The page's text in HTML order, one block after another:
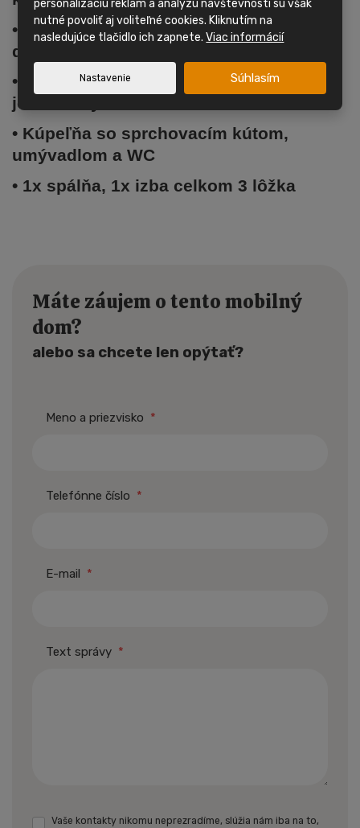
•
Mobilný dommá plastové okná s
dvojsklom
• Obývacia izba, kuchynská linka,
jedálenský kút
• Kúpeľňa so sprchovacím kútom,
umývadlom a WC
• 1x spálňa, 1x izba celkom 3 lôžka
Máte záujem o tento mobilný
dom?
alebo sa chcete len opýtať?
Meno a priezvisko *
Telefónne číslo *
E-mail *
Text správy *
Vaše kontakty nikomu neprezradíme, slúžia nám iba na to,
personalizáciu reklám a analýzu návštevnosti sú však
nutné povoliť aj voliteľné cookies. Kliknutím na
nasledujúce tlačidlo ich zapnete.Viac informácií
Nastavenie Súhlasím